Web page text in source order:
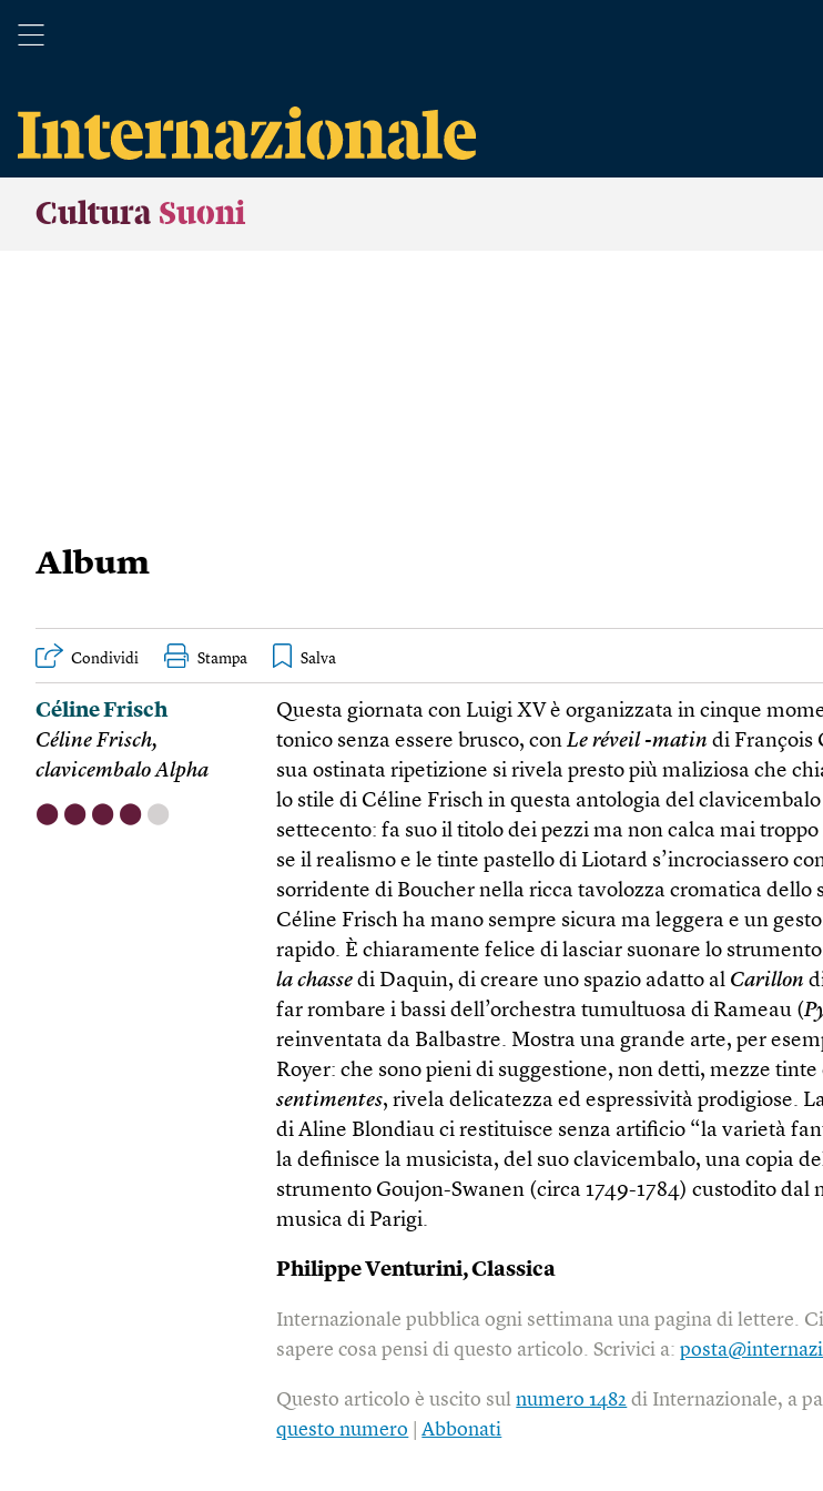
Cultura Suoni
Album
Condividi Stampa
Céline Frisch
Céline Frisch,
clavicembalo Alpha
⬤ ⬤ ⬤ ⬤ ⬤
Questa giornata con Luigi XV è organizzata in cinque
tonico senza essere brusco, conLe réveil -matin di François
sua ostinata ripetizione si rivela presto più maliziosa che
lo stile di Céline Frisch in questa antologia del
settecento: fa suo il titolo dei pezzi ma non calca mai troppo
se il realismo e le tinte pastello di Liotard s’incrociassero
sorridente di Boucher nella ricca tavolozza cromatica dello
Céline Frisch ha mano sempre sicura ma leggera e un
rapido. È chiaramente felice di lasciar suonare lo
la chasse di Daquin, di creare uno spazio adatto al Carillon
far rombare i bassi dell’orchestra tumultuosa di Rameau (
reinventata da Balbastre. Mostra una grande arte, per
Royer: che sono pieni di suggestione, non detti, mezze tinte
sentimentes, rivela delicatezza ed espressività prodigiose.
di Aline Blondiau ci restituisce senza artificio “la varietà
la definisce la musicista, del suo clavicembalo, una copia
strumento Goujon-Swanen (circa 1749-1784) custodito dal
musica di Parigi.
Philippe Venturini, Classica
Internazionale pubblica ogni settimana una pagina di lettere.
sapere cosa pensi di questo articolo. Scrivici a:
Questo articolo è uscito sulnumero 1482 di Internazionale, a
questo numero |Abbonati